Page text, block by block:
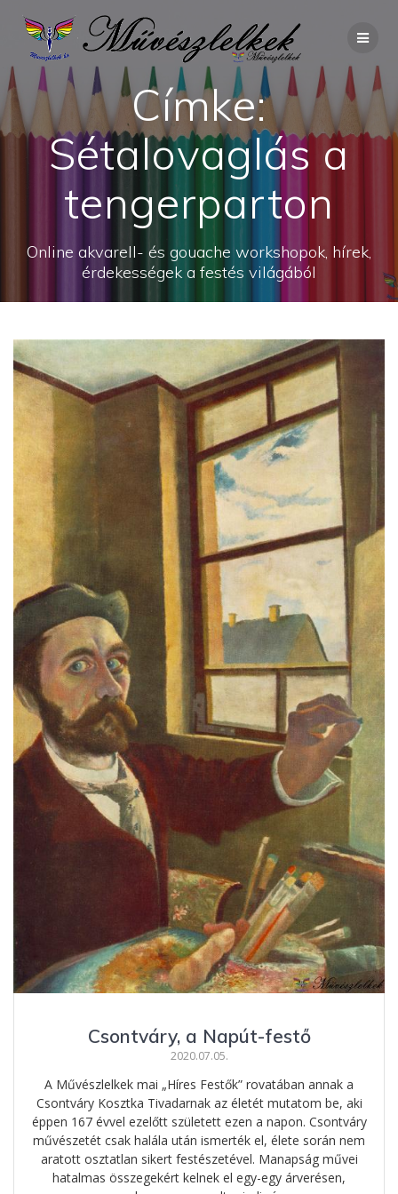
content
Címke:
Sétalovaglás a
tengerparton
Online akvarell- és gouache workshopok, hírek,
érdekességek a festés világából
Csontváry, a Napút-festő
2020.07.05.
A Művészlelkek mai „Híres Festők” rovatában annak a
Csontváry Kosztka Tivadarnak az életét mutatom be, aki
éppen 167 évvel ezelőtt született ezen a napon. Csontváry
művészetét csak halála után ismerték el, élete során nem
aratott osztatlan sikert festészetével. Manapság művei
hatalmas összegekért kelnek el egy-egy árverésen,